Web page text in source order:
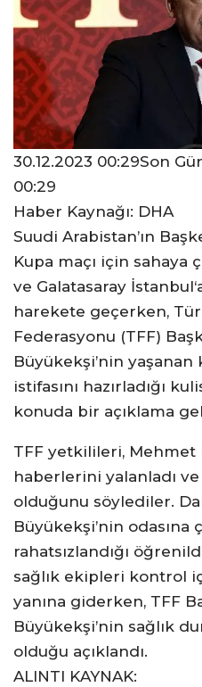
30.12.2023 00:29Son
00:29
Haber Kaynağı: DHA
Suudi Arabistan’ın
Kupa maçı için sahaya
ve Galatasaray
harekete geçerken,
Federasyonu (TFF)
Büyükekşi’nin yaşanan
istifasını hazırladığı
konuda bir açıklama
TFF yetkilileri, Mehmet
haberlerini yalanladı ve
olduğunu söylediler.
Büyükekşi’nin odasına
rahatsızlandığı
sağlık ekipleri kontrol
yanına giderken, TFF
Büyükekşi’nin sağlık
olduğu açıklandı.
ALINTI KAYNAK: